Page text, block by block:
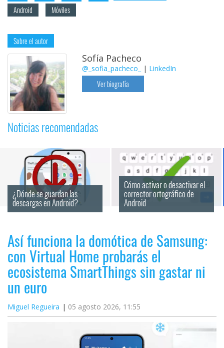
Android
Móviles
Sobre el autor
Sofía Pacheco
@_sofia_pacheco_ | LinkedIn
Ver biografía
Noticias recomendadas
¿Dónde se guardan las
descargas en Android?
Cómo activar o desactivar el
corrector ortográfico de
Android
Así funciona la domótica de Samsung:
con Virtual Home probarás el
ecosistema SmartThings sin gastar ni
un euro
Miguel Regueira 05 agosto 2026, 11:55